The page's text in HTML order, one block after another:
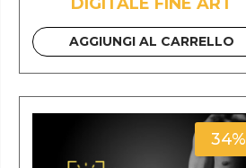
AGGIUNGI AL CARRELLO
34%